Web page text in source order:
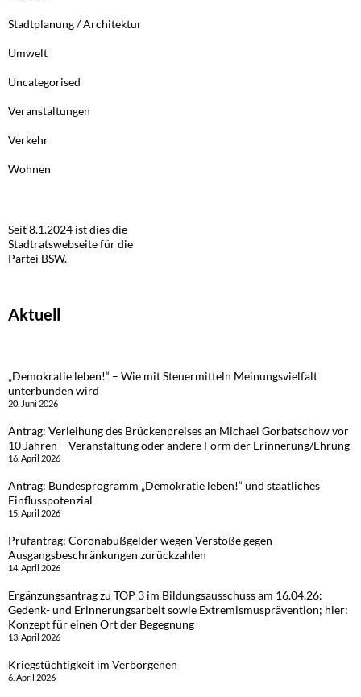
Stadtplanung / Architektur
Umwelt
Uncategorised
Veranstaltungen
Verkehr
Wohnen
Seit 8.1.2024 ist dies die
Stadtratswebseite für die
Partei BSW.
Aktuell
„Demokratie leben!“ – Wie mit Steuermitteln Meinungsvielfalt
unterbunden wird
20. Juni 2026
Antrag: Verleihung des Brückenpreises an Michael Gorbatschow vor
10 Jahren – Veranstaltung oder andere Form der Erinnerung/Ehrung
16. April 2026
Antrag: Bundesprogramm „Demokratie leben!“ und staatliches
Einflusspotenzial
15. April 2026
Prüfantrag: Coronabußgelder wegen Verstöße gegen
Ausgangsbeschränkungen zurückzahlen
14. April 2026
Ergänzungsantrag zu TOP 3 im Bildungsausschuss am 16.04.26:
Gedenk- und Erinnerungsarbeit sowie Extremismusprävention; hier:
Konzept für einen Ort der Begegnung
13. April 2026
Kriegstüchtigkeit im Verborgenen
6. April 2026